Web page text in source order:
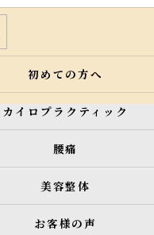
初めての方へ
カイロプラクティック
腰痛
美容整体
お客様の声